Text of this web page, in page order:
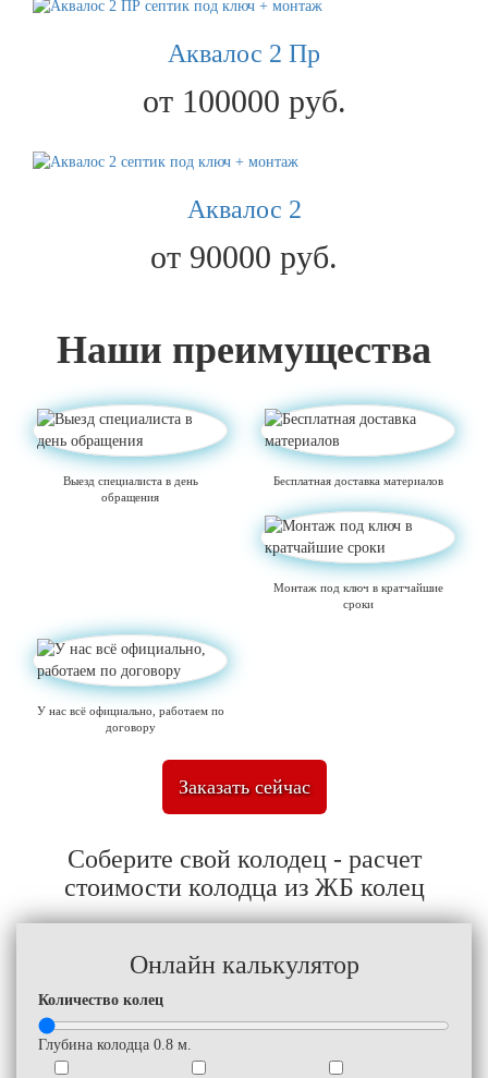
Аквалос 2 Пр
от 100000 руб.
Аквалос 2
от 90000 руб.
Наши преимущества
Выезд специалиста в день
обращения
Бесплатная доставка материалов
Монтаж под ключ в кратчайшие
сроки
У нас всё официально, работаем по
договору
Заказать сейчас
Соберите свой колодец - расчет
стоимости колодца из ЖБ колец
Онлайн калькулятор
Количество колец
Глубина колодца 0.8 м.